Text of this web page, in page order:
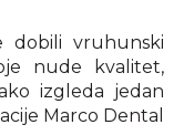
dobili vruhunski
nude kvalitet,
izgleda jedan
Marco Dental